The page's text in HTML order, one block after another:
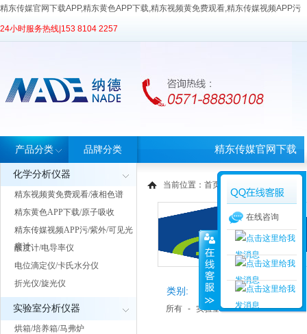
精东传媒官网下载APP,精东黄色APP下载,精东视频黄免费观看,精东传媒视频APP污
24小时服务热线| 153 8104 2257
产品分类
化学分析仪器
精东视频黄免费观看/液相色谱
精东黄色APP下载/原子吸收
精东传媒视频APP污/紫外/可见光
度计
酸度计/电导率仪
电位滴定仪/卡氏水分仪
折光仪/旋光仪
实验室分析仪器
烘箱/培养箱/马弗炉
品牌分类 精东传媒官网下载
APP首页
当前位置： 首页
类别:
所有 - 实验室分析仪器
在线咨询